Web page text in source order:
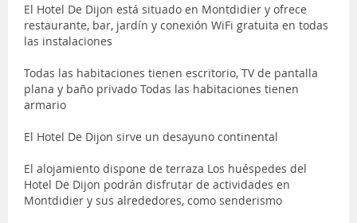
El Hotel De Dijon está situado en Montdidier y ofrece
restaurante, bar, jardín y conexión WiFi gratuita en todas
las instalaciones
Todas las habitaciones tienen escritorio, TV de pantalla
plana y baño privado Todas las habitaciones tienen
armario
El Hotel De Dijon sirve un desayuno continental
El alojamiento dispone de terraza Los huéspedes del
Hotel De Dijon podrán disfrutar de actividades en
Montdidier y sus alrededores, como senderismo